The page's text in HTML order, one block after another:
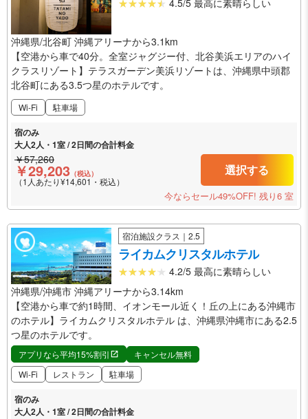
4.5/5 最高に素晴らしい
沖縄県/北谷町 沖縄アリーナから3.1km
【空港から車で40分。全室ジャグジー付、北谷美浜エリアのハイ
クラスリゾート】テラスガーデン美浜リゾートは、沖縄県中頭郡
北谷町にある3.5つ星のホテルです。
Wi-Fi 駐車場
宿のみ
大人2人・1室 / 2日間の合計料金
￥57,260
￥29,203 （税込）
（1人あたり¥14,601・税込）
選択する
今ならセール49%OFF! 残り6 室
宿泊施設クラス｜2.5
ライカムクリスタルホテル
4.2/5 最高に素晴らしい
沖縄県/沖縄市 沖縄アリーナから3.14km
【空港から車で約1時間、イオンモール近く！丘の上にある沖縄市
のホテル】ライカムクリスタルホテル は、沖縄県沖縄市にある2.5
つ星のホテルです。
アプリなら平均15%割引
キャンセル無料
Wi-Fi
レストラン 駐車場
宿のみ
大人2人・1室 / 2日間の合計料金